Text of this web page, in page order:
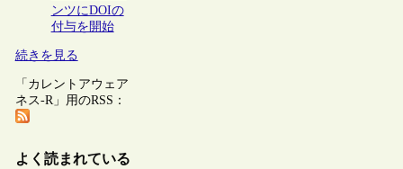
ンツにDOIの
付与を開始
続きを見る
「カレントアウェア
ネス-R」用のRSS：
よく読まれている